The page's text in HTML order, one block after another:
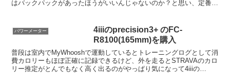
はバックパックがあったほうがいいんじゃないのか？と思い、定番と
パワーメーター
4iiiのprecision3+ のFC-
R8100(165mm)を購入
普段は室内でMyWhooshで運動しているとトレーニングログとして消
費カロリーもほぼ正確に記録できるけど、外を走るとSTRAVAのカロ
リー推定がとんでもなく高く出るのがやっぱり気になって4iiiの